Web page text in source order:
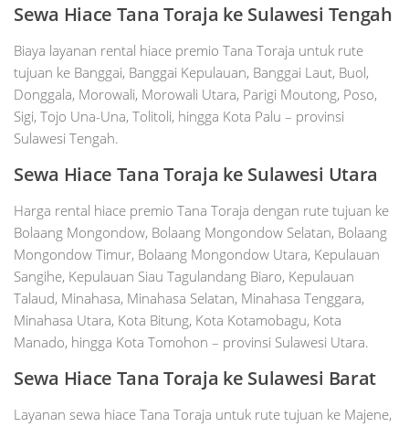
Sewa Hiace Tana Toraja ke Sulawesi Tengah
Biaya layanan rental hiace premio Tana Toraja untuk rute
tujuan ke Banggai, Banggai Kepulauan, Banggai Laut, Buol,
Donggala, Morowali, Morowali Utara, Parigi Moutong, Poso,
Sigi, Tojo Una-Una, Tolitoli, hingga Kota Palu – provinsi
Sulawesi Tengah.
Sewa Hiace Tana Toraja ke Sulawesi Utara
Harga rental hiace premio Tana Toraja dengan rute tujuan ke
Bolaang Mongondow, Bolaang Mongondow Selatan, Bolaang
Mongondow Timur, Bolaang Mongondow Utara, Kepulauan
Sangihe, Kepulauan Siau Tagulandang Biaro, Kepulauan
Talaud, Minahasa, Minahasa Selatan, Minahasa Tenggara,
Minahasa Utara, Kota Bitung, Kota Kotamobagu, Kota
Manado, hingga Kota Tomohon – provinsi Sulawesi Utara.
Sewa Hiace Tana Toraja ke Sulawesi Barat
Layanan sewa hiace Tana Toraja untuk rute tujuan ke Majene,